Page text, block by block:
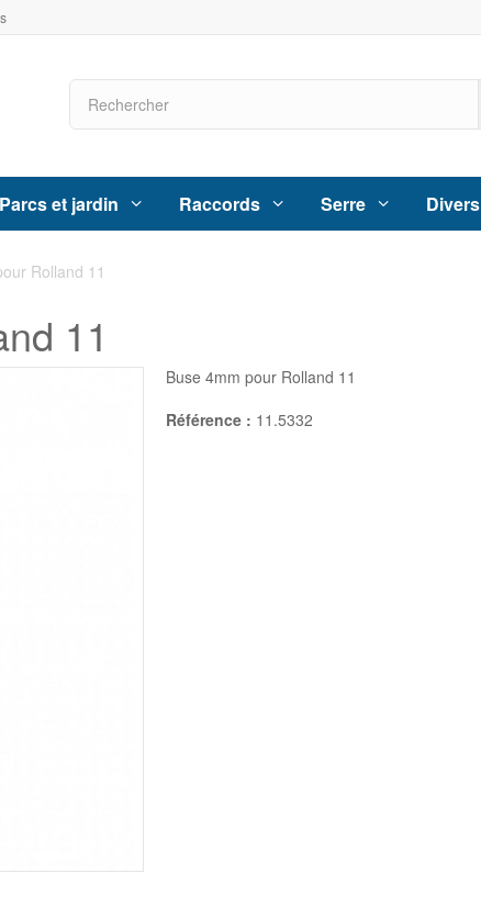
Parcs et jardin Raccords Serre Divers
Rolland 11
11
Buse 4mm pour Rolland 11
Référence : 11.5332